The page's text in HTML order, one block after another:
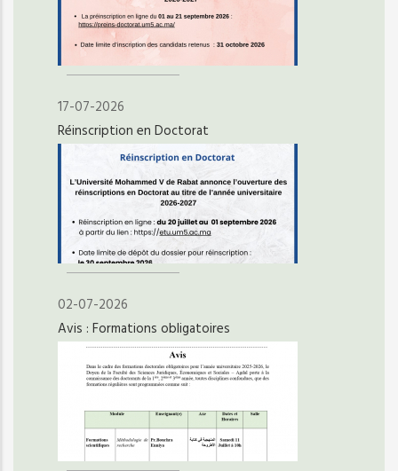
17-07-2026
Réinscription en Doctorat
02-07-2026
Avis : Formations obligatoires